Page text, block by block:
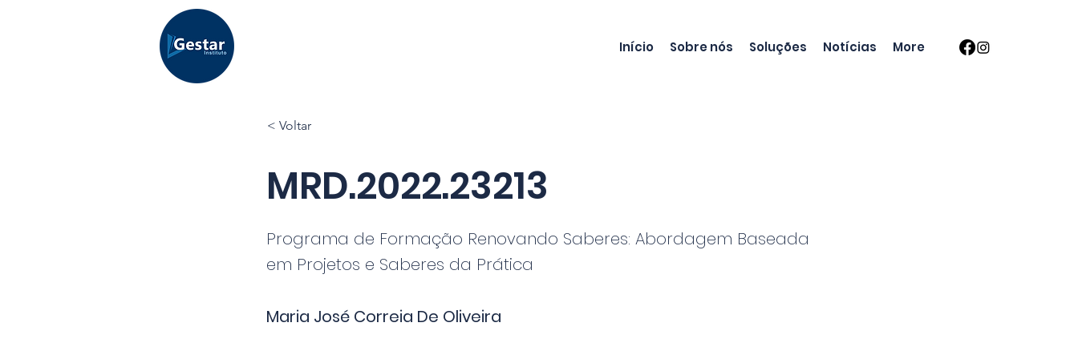
Início Sobre nós Soluções Notícias More
< Voltar
MRD.2022.23213
Programa de Formação Renovando Saberes: Abordagem Baseada
em Projetos e Saberes da Prática
Maria José Correia De Oliveira